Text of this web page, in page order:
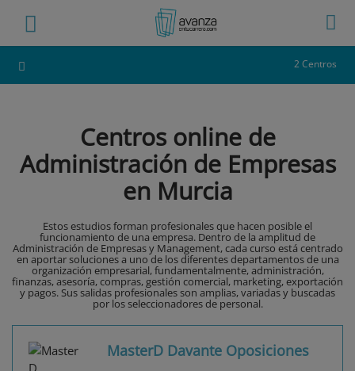
2 Centros
Centros online de
Administración de Empresas
en Murcia
Estos estudios forman profesionales que hacen posible el
funcionamiento de una empresa. Dentro de la amplitud de
Administración de Empresas y Management, cada curso está centrado
en aportar soluciones a uno de los diferentes departamentos de una
organización empresarial, fundamentalmente, administración,
finanzas, asesoría, compras, gestión comercial, marketing, exportación
y pagos. Sus salidas profesionales son amplias, variadas y buscadas
por los seleccionadores de personal.
MasterD Davante Oposiciones